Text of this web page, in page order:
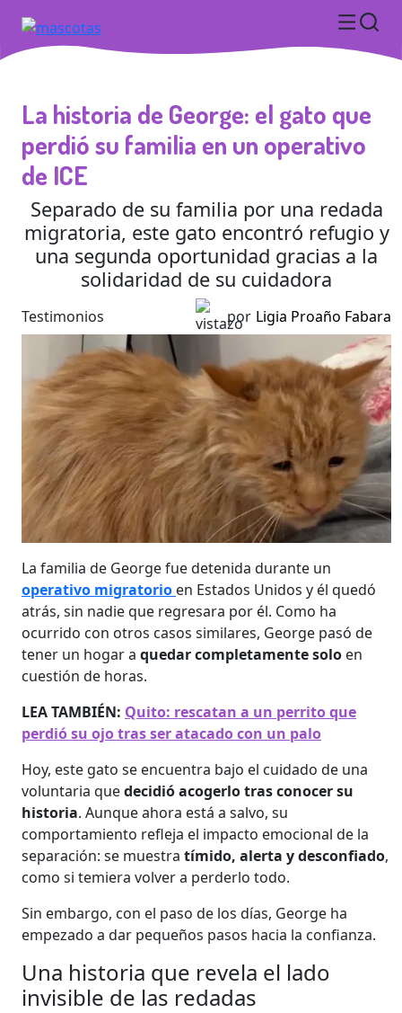
La historia de George: el gato que
perdió su familia en un operativo
de ICE
Separado de su familia por una redada
migratoria, este gato encontró refugio y
una segunda oportunidad gracias a la
solidaridad de su cuidadora
Testimonios por Ligia Proaño Fabara
La familia de George fue detenida durante un
operativo migratorio en Estados Unidos y él quedó
atrás, sin nadie que regresara por él. Como ha
ocurrido con otros casos similares, George pasó de
tener un hogar a quedar completamente solo en
cuestión de horas.
LEA TAMBIÉN: Quito: rescatan a un perrito que
perdió su ojo tras ser atacado con un palo
Hoy, este gato se encuentra bajo el cuidado de una
voluntaria quedecidió acogerlo tras conocer su
historia. Aunque ahora está a salvo, su
comportamiento refleja el impacto emocional de la
separación: se muestra tímido, alerta y desconfiado,
como si temiera volver a perderlo todo.
Sin embargo, con el paso de los días, George ha
empezado a dar pequeños pasos hacia la confianza.
Una historia que revela el lado
invisible de las redadas